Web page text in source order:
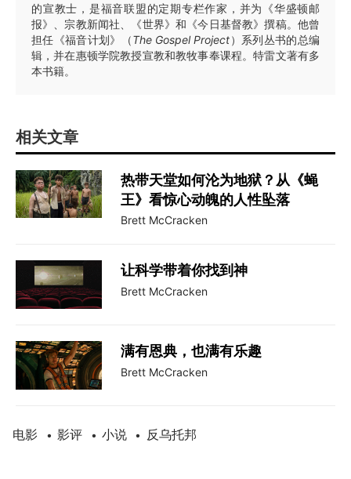
的宣教士，是福音联盟的定期专栏作家，并为《华盛顿邮
报》、宗教新闻社、《世界》和《今日基督教》撰稿。他曾
担任《福音计划》（The Gospel Project）系列丛书的总编
辑，并在惠顿学院教授宣教和教牧事奉课程。特雷文著有多
本书籍。
相关文章
热带天堂如何沦为地狱？从《蝇
王》看惊心动魄的人性坠落
Brett McCracken
让科学带着你找到神
Brett McCracken
满有恩典，也满有乐趣
Brett McCracken
电影 • 影评 • 小说 • 反乌托邦